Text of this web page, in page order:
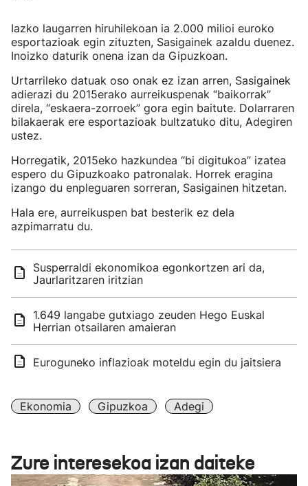
Iazko laugarren hiruhilekoan ia 2.000 milioi euroko
esportazioak egin zituzten, Sasigainek azaldu duenez.
Inoizko daturik onena izan da Gipuzkoan.
Urtarrileko datuak oso onak ez izan arren, Sasigainek
adierazi du 2015erako aurreikuspenak “baikorrak”
direla, “eskaera-zorroek” gora egin baitute. Dolarraren
bilakaerak ere esportazioak bultzatuko ditu, Adegiren
ustez.
Horregatik, 2015eko hazkundea “bi digitukoa” izatea
espero du Gipuzkoako patronalak. Horrek eragina
izango du enpleguaren sorreran, Sasigainen hitzetan.
Hala ere, aurreikuspen bat besterik ez dela
azpimarratu du.
Susperraldi ekonomikoa egonkortzen ari da,
Jaurlaritzaren iritzian
1.649 langabe gutxiago zeuden Hego Euskal
Herrian otsailaren amaieran
Euroguneko inflazioak moteldu egin du jaitsiera
Ekonomia Gipuzkoa Adegi
Zure interesekoa izan daiteke